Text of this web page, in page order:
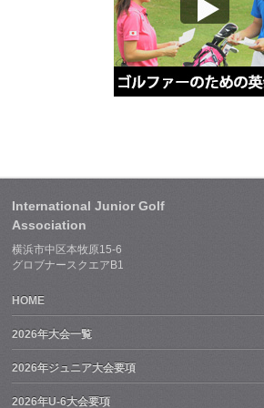
International Junior Golf
Association
横浜市中区本牧原15-6
グロブナースクエアB1
HOME
2026年大会一覧
2026年ジュニア大会要項
2026年U-6大会要項